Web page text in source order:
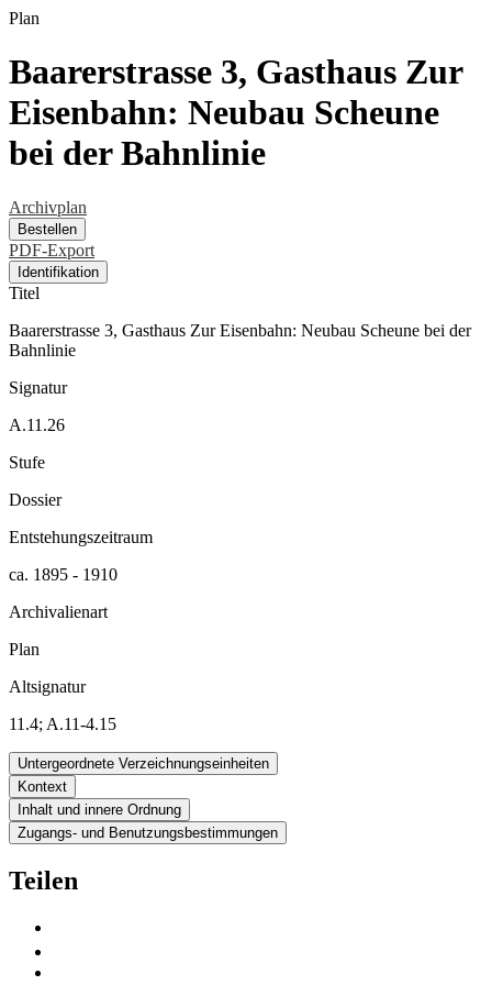
Plan
Baarerstrasse 3, Gasthaus Zur
Eisenbahn: Neubau Scheune
bei der Bahnlinie
Archivplan
Bestellen
PDF-Export
Identifikation
Titel
Baarerstrasse 3, Gasthaus Zur Eisenbahn: Neubau Scheune bei der
Bahnlinie
Signatur
A.11.26
Stufe
Dossier
Entstehungszeitraum
ca. 1895 - 1910
Archivalienart
Plan
Altsignatur
11.4; A.11-4.15
Untergeordnete Verzeichnungseinheiten
Kontext
Inhalt und innere Ordnung
Zugangs- und Benutzungsbestimmungen
Teilen